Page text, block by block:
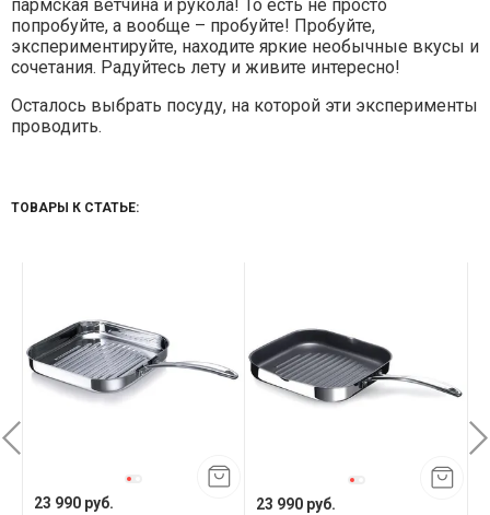
пармская ветчина и рукола! То есть не просто
попробуйте, а вообще – пробуйте! Пробуйте,
экспериментируйте, находите яркие необычные вкусы и
сочетания. Радуйтесь лету и живите интересно!
Осталось выбрать посуду, на которой эти эксперименты
проводить.
ТОВАРЫ К СТАТЬЕ:
23 990 руб.
23 990 руб.